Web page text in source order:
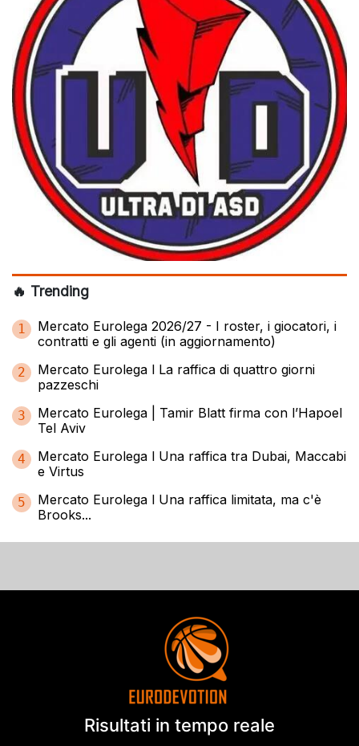
🔥 Trending
1
Mercato Eurolega 2026/27 - I roster, i giocatori, i
contratti e gli agenti (in aggiornamento)
2
Mercato Eurolega l La raffica di quattro giorni
pazzeschi
3
Mercato Eurolega | Tamir Blatt firma con l’Hapoel
Tel Aviv
4
Mercato Eurolega l Una raffica tra Dubai, Maccabi
e Virtus
5
Mercato Eurolega l Una raffica limitata, ma c'è
Brooks...
Risultati in tempo reale